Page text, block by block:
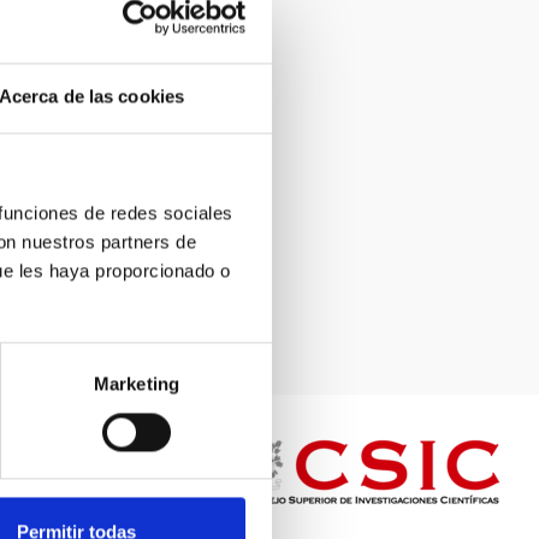
Acerca de las cookies
de redes sociales
nuestros partners de
les haya proporcionado o
Marketing
Permitir todas